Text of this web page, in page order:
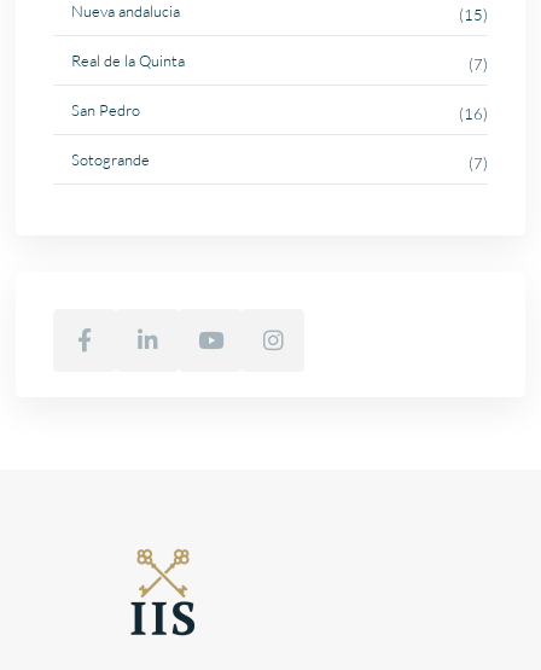
Nueva andalucia (15)
Real de la Quinta (7)
San Pedro (16)
Sotogrande (7)